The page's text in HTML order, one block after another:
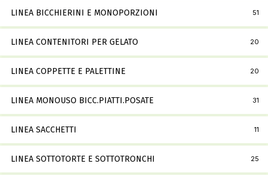
LINEA BICCHIERINI E MONOPORZIONI 51
LINEA CONTENITORI PER GELATO 20
LINEA COPPETTE E PALETTINE 20
LINEA MONOUSO BICC.PIATTI.POSATE 31
LINEA SACCHETTI 11
LINEA SOTTOTORTE E SOTTOTRONCHI 25